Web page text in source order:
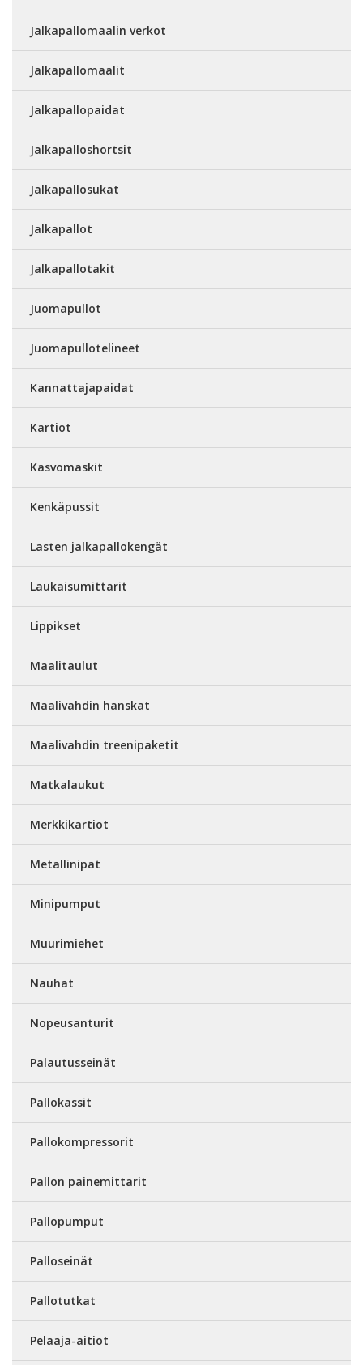
Jalkapallomaalin verkot
Jalkapallomaalit
Jalkapallopaidat
Jalkapalloshortsit
Jalkapallosukat
Jalkapallot
Jalkapallotakit
Juomapullot
Juomapullotelineet
Kannattajapaidat
Kartiot
Kasvomaskit
Kenkäpussit
Lasten jalkapallokengät
Laukaisumittarit
Lippikset
Maalitaulut
Maalivahdin hanskat
Maalivahdin treenipaketit
Matkalaukut
Merkkikartiot
Metallinipat
Minipumput
Muurimiehet
Nauhat
Nopeusanturit
Palautusseinät
Pallokassit
Pallokompressorit
Pallon painemittarit
Pallopumput
Palloseinät
Pallotutkat
Pelaaja-aitiot